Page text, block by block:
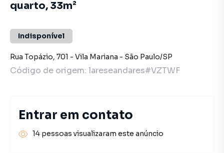
quarto, 33m²
Indisponível
Rua Topázio, 701 - Vila Mariana - São Paulo/SP
Código de origem: lareseandares#VZTWF
Entrar em contato
14 pessoas visualizaram este anúncio